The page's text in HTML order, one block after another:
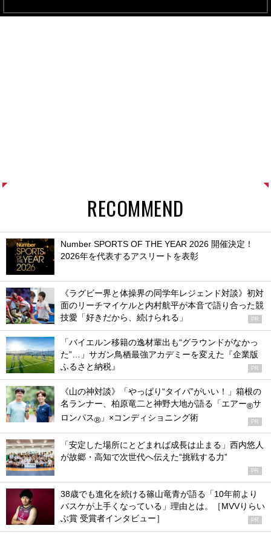
RECOMMEND
Number SPORTS OF THE YEAR 2026 開催決定！
2026年を代表するアスリートを表彰
《ラグビー界と体操界の同学年レジェンド対談》初対
面のリーチマイケルと内村航平が本音で語り合った競
技愛「好きだから、続けられる」
PR
「バイエルン移籍の逸材輩出も“グラウンドがなかっ
た”…」サガン鳥栖最強アカデミーを変えた『企業版
ふるさと納税』
PR
《山の神対談》「やっぱり“タイパ”がいい！」箱根の
名ランナー、柏原竜二と神野大地が語る「エアー®サ
ロンパス® 」×コンディショニング術 PR
「安定した場所にとどまれば成長は止まる」西内悠人
が故郷・高知で次世代へ伝えた“挑戦する力”
PR
38歳でも進化を続ける篠山竜青が語る「10年前より
バスケが上手くなっている」理由とは。［MVVりらい
ぶ賞 受賞者インタビュー］
PR